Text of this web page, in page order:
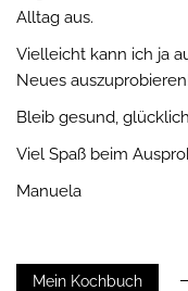
Alltag aus.
Vielleicht kann ich ja
Neues
Bleib gesund,
Viel Spaß beim
Manuela
Mein Kochbuch